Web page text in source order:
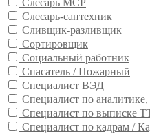
Слесарь МСР
Слесарь-сантехник
Сливщик-разливщик
Сортировщик
Социальный работник
Спасатель / Пожарный
Специалист ВЭД
Специалист по аналитике,
Специалист по выписке
Специалист по кадрам /